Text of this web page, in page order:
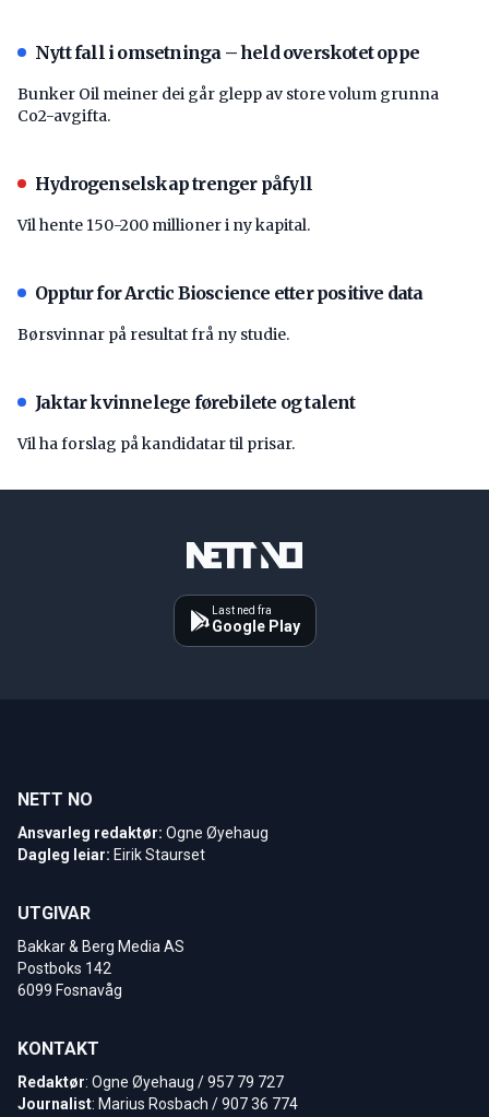
Nytt fall i omsetninga – held overskotet oppe
Bunker Oil meiner dei går glepp av store volum grunna
Co2-avgifta.
Hydrogenselskap trenger påfyll
Vil hente 150-200 millioner i ny kapital.
Opptur for Arctic Bioscience etter positive data
Børsvinnar på resultat frå ny studie.
Jaktar kvinnelege førebilete og talent
Vil ha forslag på kandidatar til prisar.
Last ned fra
Google Play
NETT NO
Ansvarleg redaktør: Ogne Øyehaug
Dagleg leiar: Eirik Staurset
UTGIVAR
Bakkar & Berg Media AS
Postboks 142
6099 Fosnavåg
KONTAKT
Redaktør: Ogne Øyehaug / 957 79 727
Journalist: Marius Rosbach / 907 36 774